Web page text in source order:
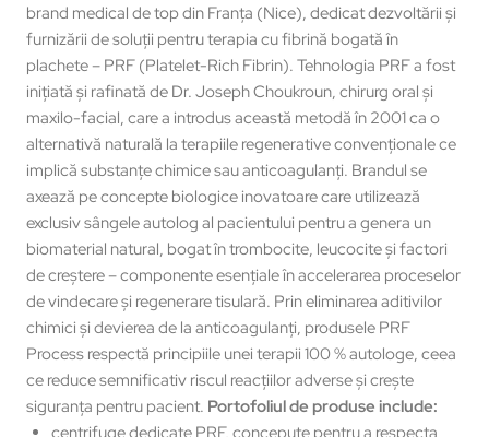
brand medical de top din Franța (Nice), dedicat dezvoltării și
furnizării de soluții pentru terapia cu fibrină bogată în
plachete – PRF (Platelet-Rich Fibrin). Tehnologia PRF a fost
inițiată și rafinată de Dr. Joseph Choukroun, chirurg oral și
maxilo-facial, care a introdus această metodă în 2001 ca o
alternativă naturală la terapiile regenerative convenționale ce
implică substanțe chimice sau anticoagulanți. Brandul se
axează pe concepte biologice inovatoare care utilizează
exclusiv sângele autolog al pacientului pentru a genera un
biomaterial natural, bogat în trombocite, leucocite și factori
de creștere – componente esențiale în accelerarea proceselor
de vindecare și regenerare tisulară. Prin eliminarea aditivilor
chimici și devierea de la anticoagulanți, produsele PRF
Process respectă principiile unei terapii 100 % autologe, ceea
ce reduce semnificativ riscul reacțiilor adverse și crește
siguranța pentru pacient. Portofoliul de produse include:
centrifuge dedicate PRF, concepute pentru a respecta